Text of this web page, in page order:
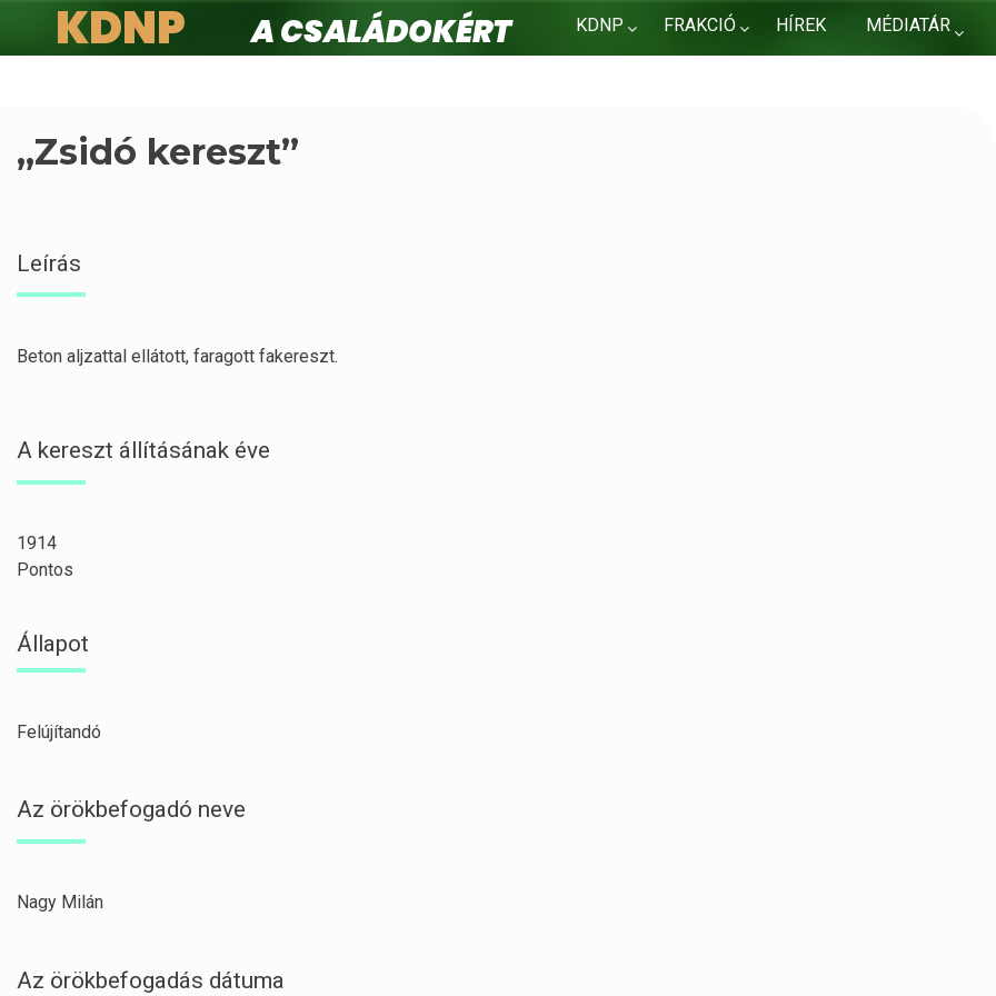
KDNP FRAKCIÓ HÍREK MÉDIATÁR
KDNP
A családokért.
„Zsidó kereszt”
Leírás
Beton aljzattal ellátott, faragott fakereszt.
A kereszt állításának éve
1914
Pontos
Állapot
Felújítandó
Az örökbefogadó neve
Nagy Milán
Az örökbefogadás dátuma